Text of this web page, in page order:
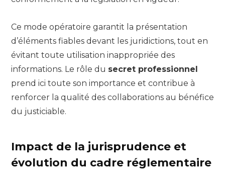
Ce mode opératoire garantit la présentation
d’éléments fiables devant les juridictions, tout en
évitant toute utilisation inappropriée des
informations. Le rôle du secret professionnel
prend ici toute son importance et contribue à
renforcer la qualité des collaborations au bénéfice
du justiciable.
Impact de la jurisprudence et
évolution du cadre réglementaire